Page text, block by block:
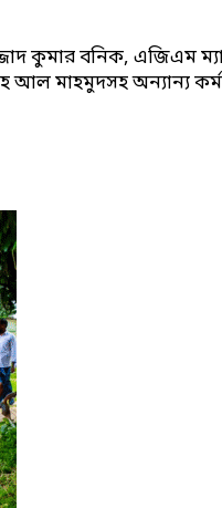
কুমার বনিক, এজিএম
মাহমুদসহ অন্যান্য